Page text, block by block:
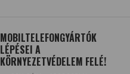
MOBILTELEFONGYÁRTÓK
LÉPÉSEI A
KÖRNYEZETVÉDELEM FELÉ!